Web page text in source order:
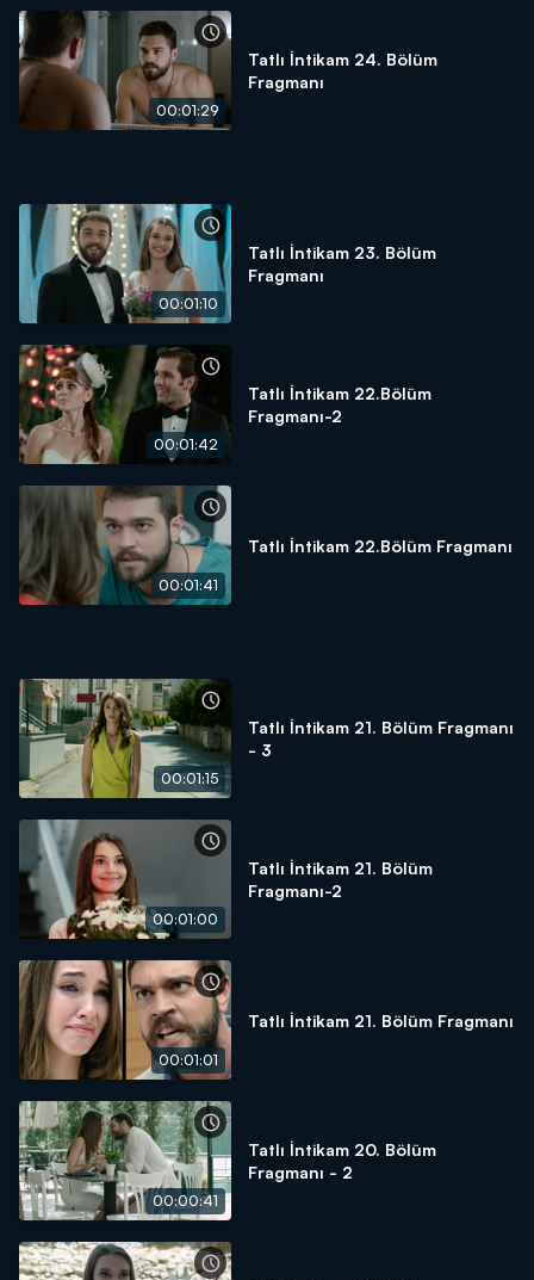
00:01:29
Tatlı İntikam 24. Bölüm
Fragmanı
00:01:10
Tatlı İntikam 23. Bölüm
Fragmanı
00:01:42
Tatlı İntikam 22.Bölüm
Fragmanı-2
00:01:41
Tatlı İntikam 22.Bölüm Fragmanı
00:01:15
Tatlı İntikam 21. Bölüm Fragmanı
- 3
00:01:00
Tatlı İntikam 21. Bölüm
Fragmanı-2
00:01:01
Tatlı İntikam 21. Bölüm Fragmanı
00:00:41
Tatlı İntikam 20. Bölüm
Fragmanı - 2